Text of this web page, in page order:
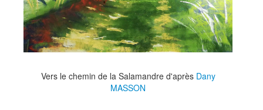
Vers le chemin de la Salamandre d'après Dany
MASSON